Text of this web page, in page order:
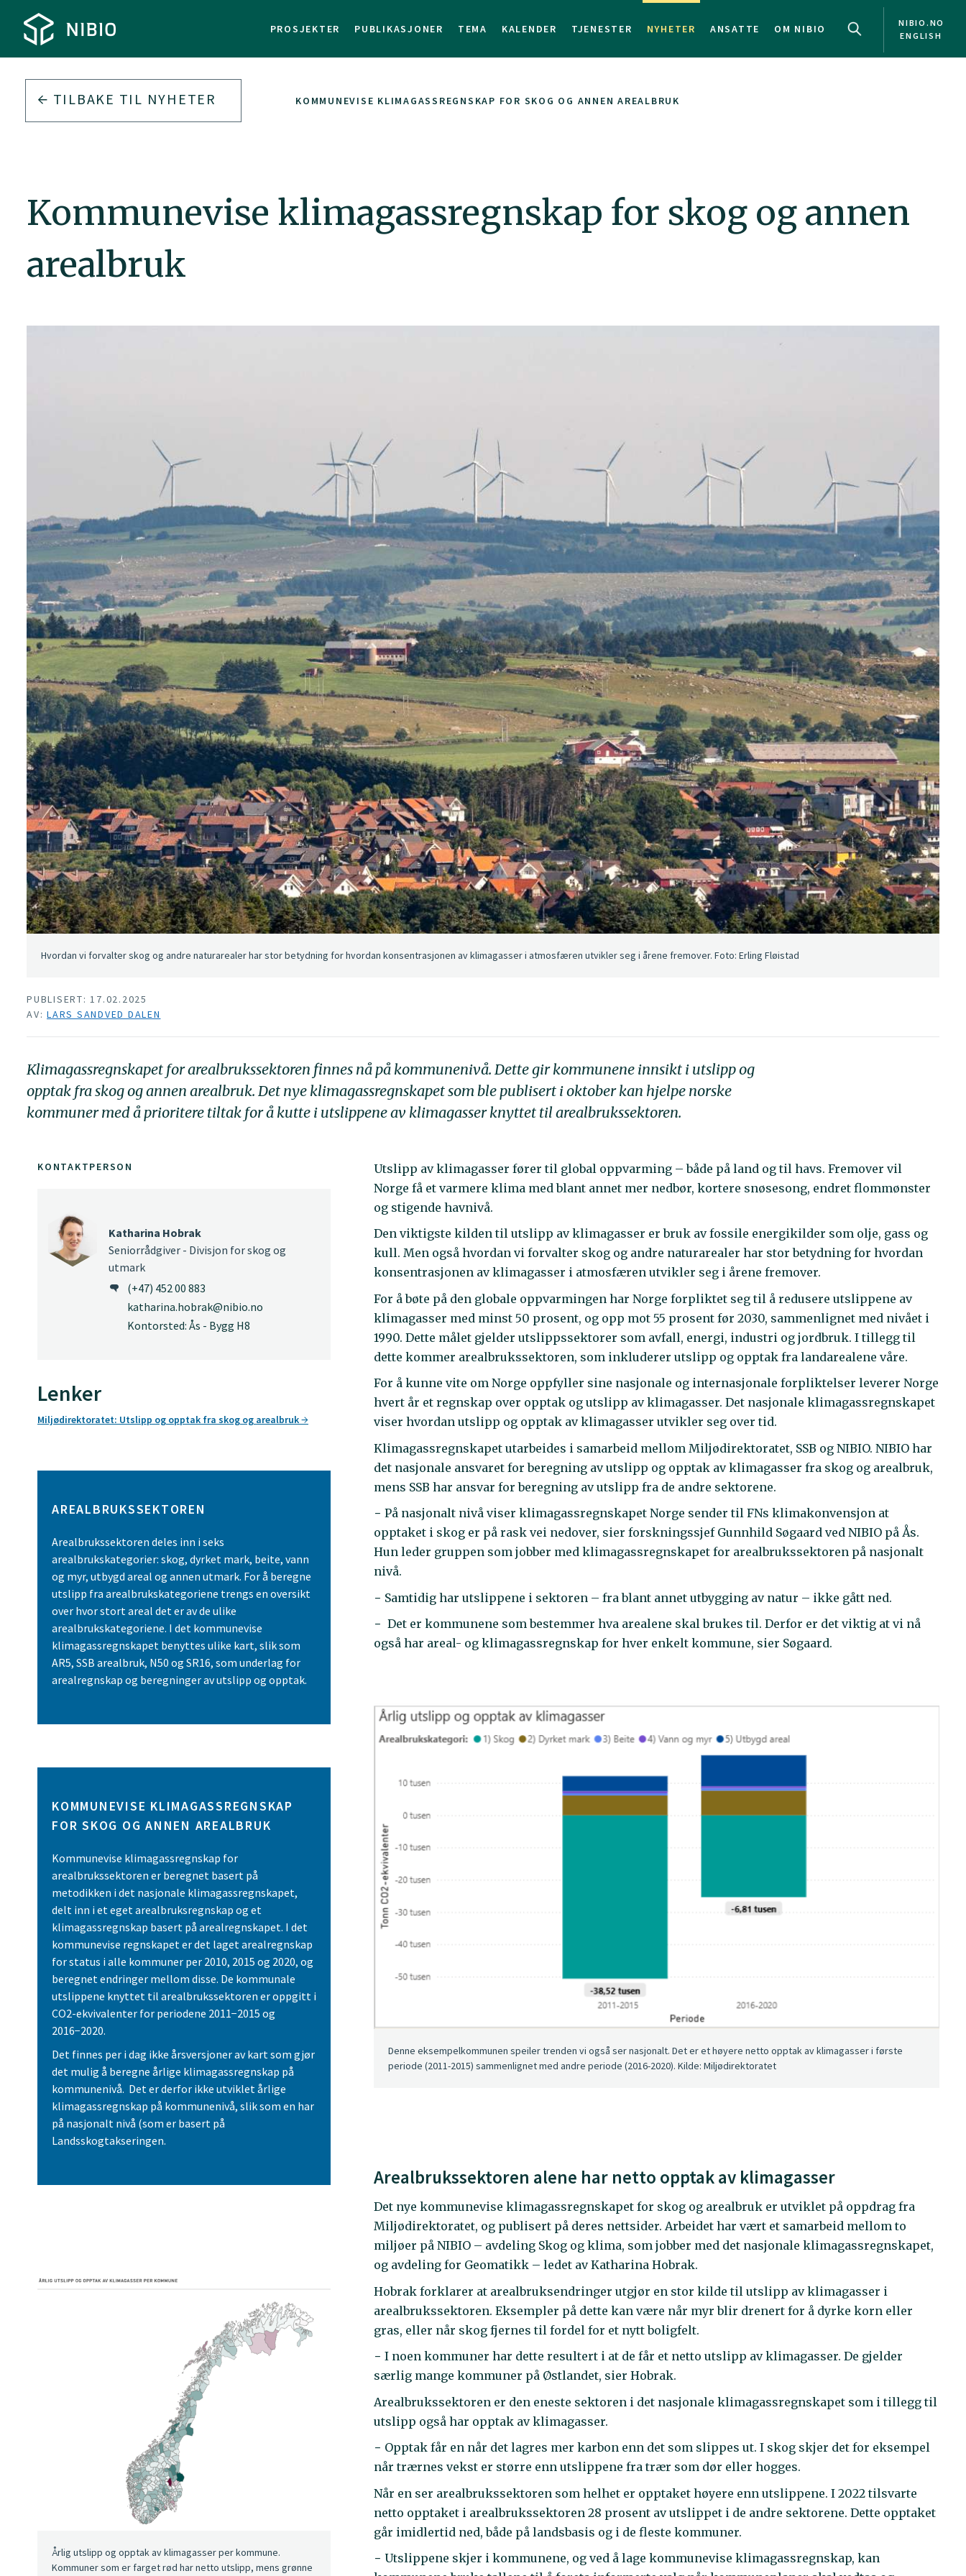
PROSJEKTER PUBLIKASJONER TEMA KALENDER TJENESTER NYHETER ANSATTE OM NIBIO
NIBIO.NO
ENGLISH
TILBAKE TIL NYHETER KOMMUNEVISE KLIMAGASSREGNSKAP FOR SKOG OG ANNEN AREALBRUK
Kommunevise klimagassregnskap for skog og annen
arealbruk
Hvordan vi forvalter skog og andre naturarealer har stor betydning for hvordan konsentrasjonen av klimagasser i atmosfæren utvikler seg i årene fremover. Foto: Erling Fløistad
PUBLISERT: 17.02.2025
AV: LARS SANDVED DALEN
Klimagassregnskapet for arealbrukssektoren finnes nå på kommunenivå. Dette gir kommunene innsikt i utslipp og
opptak fra skog og annen arealbruk. Det nye klimagassregnskapet som ble publisert i oktober kan hjelpe norske
kommuner med å prioritere tiltak for å kutte i utslippene av klimagasser knyttet til arealbrukssektoren.
Utslipp av klimagasser fører til global oppvarming – både på land og til havs. Fremover vil
Norge få et varmere klima med blant annet mer nedbør, kortere snøsesong, endret flommønster
og stigende havnivå.
Den viktigste kilden til utslipp av klimagasser er bruk av fossile energikilder som olje, gass og
kull. Men også hvordan vi forvalter skog og andre naturarealer har stor betydning for hvordan
konsentrasjonen av klimagasser i atmosfæren utvikler seg i årene fremover.
For å bøte på den globale oppvarmingen har Norge forpliktet seg til å redusere utslippene av
klimagasser med minst 50 prosent, og opp mot 55 prosent før 2030, sammenlignet med nivået i
1990. Dette målet gjelder utslippssektorer som avfall, energi, industri og jordbruk. I tillegg til
dette kommer arealbrukssektoren, som inkluderer utslipp og opptak fra landarealene våre.
For å kunne vite om Norge oppfyller sine nasjonale og internasjonale forpliktelser leverer Norge
hvert år et regnskap over opptak og utslipp av klimagasser. Det nasjonale klimagassregnskapet
viser hvordan utslipp og opptak av klimagasser utvikler seg over tid.
Klimagassregnskapet utarbeides i samarbeid mellom Miljødirektoratet, SSB og NIBIO. NIBIO har
det nasjonale ansvaret for beregning av utslipp og opptak av klimagasser fra skog og arealbruk,
mens SSB har ansvar for beregning av utslipp fra de andre sektorene.
− På nasjonalt nivå viser klimagassregnskapet Norge sender til FNs klimakonvensjon at
opptaket i skog er på rask vei nedover, sier forskningssjef Gunnhild Søgaard ved NIBIO på Ås.
Hun leder gruppen som jobber med klimagassregnskapet for arealbrukssektoren på nasjonalt
nivå.
− Samtidig har utslippene i sektoren – fra blant annet utbygging av natur – ikke gått ned.
− Det er kommunene som bestemmer hva arealene skal brukes til. Derfor er det viktig at vi nå
også har areal- og klimagassregnskap for hver enkelt kommune, sier Søgaard.
Denne eksempelkommunen speiler trenden vi også ser nasjonalt. Det er et høyere netto opptak av klimagasser i første
periode (2011-2015) sammenlignet med andre periode (2016-2020). Kilde: Miljødirektoratet
Arealbrukssektoren alene har netto opptak av klimagasser
Det nye kommunevise klimagassregnskapet for skog og arealbruk er utviklet på oppdrag fra
Miljødirektoratet, og publisert på deres nettsider. Arbeidet har vært et samarbeid mellom to
miljøer på NIBIO – avdeling Skog og klima, som jobber med det nasjonale klimagassregnskapet,
og avdeling for Geomatikk – ledet av Katharina Hobrak.
Hobrak forklarer at arealbruksendringer utgjør en stor kilde til utslipp av klimagasser i
arealbrukssektoren. Eksempler på dette kan være når myr blir drenert for å dyrke korn eller
gras, eller når skog fjernes til fordel for et nytt boligfelt.
− I noen kommuner har dette resultert i at de får et netto utslipp av klimagasser. De gjelder
særlig mange kommuner på Østlandet, sier Hobrak.
Arealbrukssektoren er den eneste sektoren i det nasjonale klimagassregnskapet som i tillegg til
utslipp også har opptak av klimagasser.
− Opptak får en når det lagres mer karbon enn det som slippes ut. I skog skjer det for eksempel
når trærnes vekst er større enn utslippene fra trær som dør eller hogges.
Når en ser arealbrukssektoren som helhet er opptaket høyere enn utslippene. I 2022 tilsvarte
netto opptaket i arealbrukssektoren 28 prosent av utslippet i de andre sektorene. Dette opptaket
går imidlertid ned, både på landsbasis og i de fleste kommuner.
− Utslippene skjer i kommunene, og ved å lage kommunevise klimagassregnskap, kan
KONTAKTPERSON
Katharina Hobrak
Seniorrådgiver - Divisjon for skog og
utmark
(+47) 452 00 883
katharina.hobrak@nibio.no
Kontorsted: Ås - Bygg H8
Lenker
Miljødirektoratet: Utslipp og opptak fra skog og arealbruk
AREALBRUKSSEKTOREN
Arealbrukssektoren deles inn i seks
arealbrukskategorier: skog, dyrket mark, beite, vann
og myr, utbygd areal og annen utmark. For å beregne
utslipp fra arealbrukskategoriene trengs en oversikt
over hvor stort areal det er av de ulike
arealbrukskategoriene. I det kommunevise
klimagassregnskapet benyttes ulike kart, slik som
AR5, SSB arealbruk, N50 og SR16, som underlag for
arealregnskap og beregninger av utslipp og opptak.
KOMMUNEVISE KLIMAGASSREGNSKAP
FOR SKOG OG ANNEN AREALBRUK
Kommunevise klimagassregnskap for
arealbrukssektoren er beregnet basert på
metodikken i det nasjonale klimagassregnskapet,
delt inn i et eget arealbruksregnskap og et
klimagassregnskap basert på arealregnskapet. I det
kommunevise regnskapet er det laget arealregnskap
for status i alle kommuner per 2010, 2015 og 2020, og
beregnet endringer mellom disse. De kommunale
utslippene knyttet til arealbrukssektoren er oppgitt i
CO2-ekvivalenter for periodene 2011−2015 og
2016−2020.
Det finnes per i dag ikke årsversjoner av kart som gjør
det mulig å beregne årlige klimagassregnskap på
kommunenivå. Det er derfor ikke utviklet årlige
klimagassregnskap på kommunenivå, slik som en har
på nasjonalt nivå (som er basert på
Landsskogtakseringen.
Årlig utslipp og opptak av klimagasser per kommune.
Kommuner som er farget rød har netto utslipp, mens grønne